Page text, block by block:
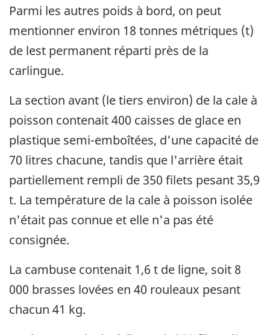
Parmi les autres poids à bord, on peut
mentionner environ 18 tonnes métriques (t)
de lest permanent réparti près de la
carlingue.
La section avant (le tiers environ) de la cale à
poisson contenait 400 caisses de glace en
plastique semi-emboîtées, d'une capacité de
70 litres chacune, tandis que l'arrière était
partiellement rempli de 350 filets pesant 35,9
t. La température de la cale à poisson isolée
n'était pas connue et elle n'a pas été
consignée.
La cambuse contenait 1,6 t de ligne, soit 8
000 brasses lovées en 40 rouleaux pesant
chacun 41 kg.